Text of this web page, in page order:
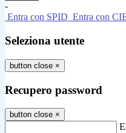
-
Entra con SPID Entra con
Seleziona utente
button close ×
Recupero password
button close ×